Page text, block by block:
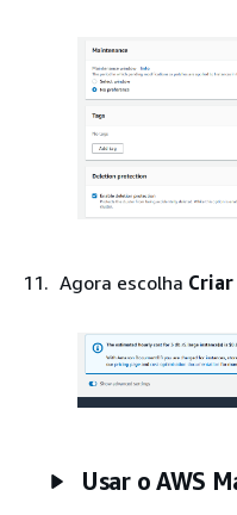
Agora escolha
Usar o AWS